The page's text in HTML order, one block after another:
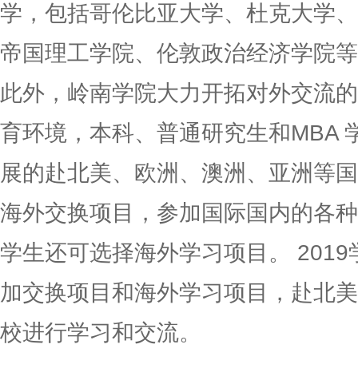
学，包括哥伦比亚大学、杜克大学
帝国理工学院、伦敦政治经济学院
此外， 岭南学院大力开拓对外交流
育环境，本科、普通研究生和MBA
展的赴北美、欧洲、澳洲、亚洲等
海外交换项目，参加国际国内的各
学生还可选择海外学习项目。
加交换项目和海外学习项目，赴北
校进行学习和交流。